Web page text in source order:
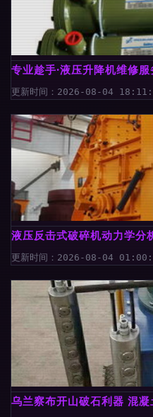
专业趁手·液压升降机维修
更新时间：2026-08-04
液压反击式破碎机动力学分
更新时间：2026-08-04
乌兰察布开山破石利器 混